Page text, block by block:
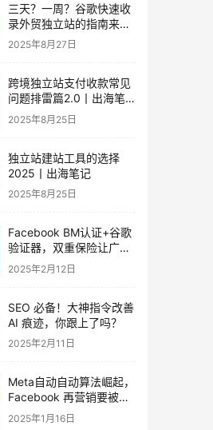
三天？一周？谷歌快速收
录外贸独立站的指南来
了！丨出海笔记
2025年8月27日
跨境独立站支付收款常见
问题排雷篇2.0丨出海笔
记
2025年8月25日
独立站建站工具的选择
2025丨出海笔记
2025年8月25日
Facebook BM认证+谷歌
验证器，双重保险让广告
投手账号稳如泰山
2025年2月12日
SEO 必备！大神指令改善
AI 痕迹，你跟上了吗？
2025年2月11日
Meta自动自动算法崛起，
Facebook 再营销要被打
入冷宫？
2025年1月16日